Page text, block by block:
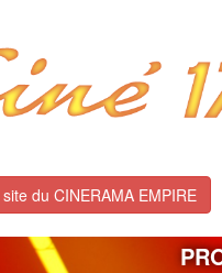
du CINERAMA EMPIRE